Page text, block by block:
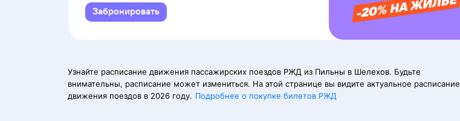
Забронировать
Узнайте расписание движения пассажирских поездов РЖД из Пильны в Шелехов. Будьте
внимательны, расписание может измениться. На этой странице вы видите актуальное расписание
движения поездов в 2026 году. Подробнее о покупке билетов РЖД